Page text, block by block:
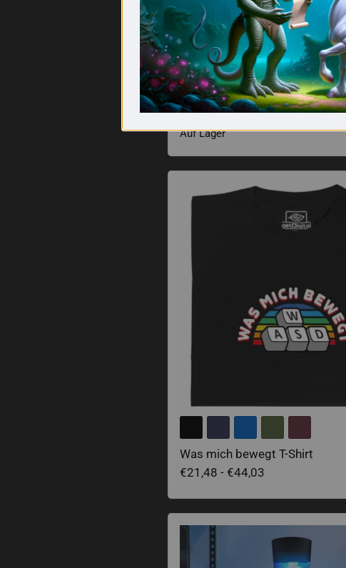
Labyrinthstift
€5,08
Auf Lager
Was mich bewegt T-Shirt
Was mich bewegt T-Shirt
€21,48 - €44,03
Tornado Lampe